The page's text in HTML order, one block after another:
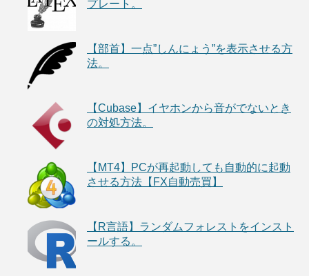
プレート。
【部首】一点”しんにょう”を表示させる方
法。
【Cubase】イヤホンから音がでないとき
の対処方法。
【MT4】PCが再起動しても自動的に起動
させる方法【FX自動売買】
【R言語】ランダムフォレストをインスト
ールする。